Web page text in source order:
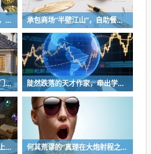
彭慕曦面临的绝非“高高举起，轻轻放下” 承包商场“半壁江山”，自助餐为什么越开越多？
说说在东航飞机上喷粪的“沙门世家” 陡然跌落的天才作家，牵出学界一个惊人的造假联盟
“邹市明夫妇创业亏掉2亿”冲上热搜！妻子冉莹颖自曝多个项目关停，不得不卖房偿债！ 何其荒谬的“真理在大炮射程之内”